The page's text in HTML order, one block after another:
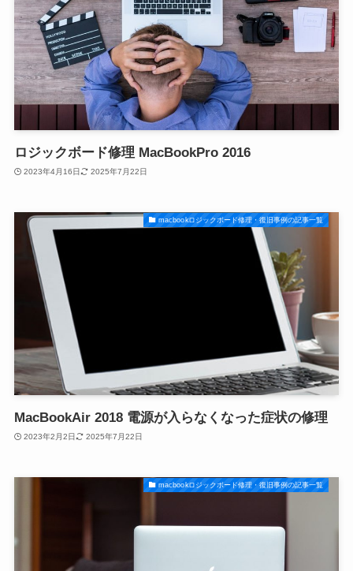
ロジックボード修理 MacBookPro 2016
2023年4月16日 2025年7月22日
macbookロジックボード修理・復旧事例の記事一覧
MacBookAir 2018 電源が入らなくなった症状の修理
2023年2月2日 2025年7月22日
macbookロジックボード修理・復旧事例の記事一覧